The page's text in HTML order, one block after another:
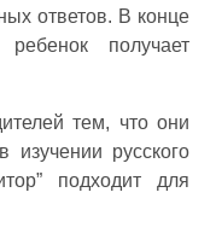
ответов. В конце
получает
тем, что они
изучении русского
подходит для